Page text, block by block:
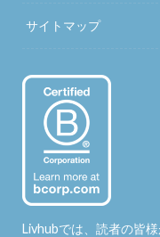
サイトマップ
Livhubでは、読者の皆